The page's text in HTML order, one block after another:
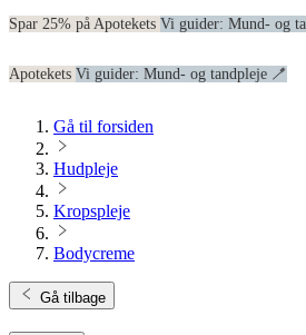
Spar 25% på Apotekets Vi guider: Mund- og
Apotekets Vi guider: Mund- og tandpleje 🪥
Gå til forsiden
Hudpleje
Kropspleje
Bodycreme
Gå tilbage